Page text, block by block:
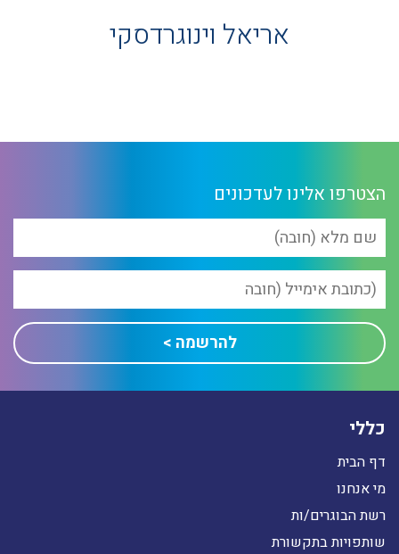
אריאל וינוגרדסקי
הצטרפו אלינו לעדכונים
כללי
דף הבית
מי אנחנו
רשת הבוגרים/ות
שותפויות בתקשורת